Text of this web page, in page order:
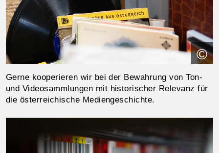
©
Gerne kooperieren wir bei der Bewahrung von Ton-
und Videosammlungen mit historischer Relevanz für
die österreichische Mediengeschichte.